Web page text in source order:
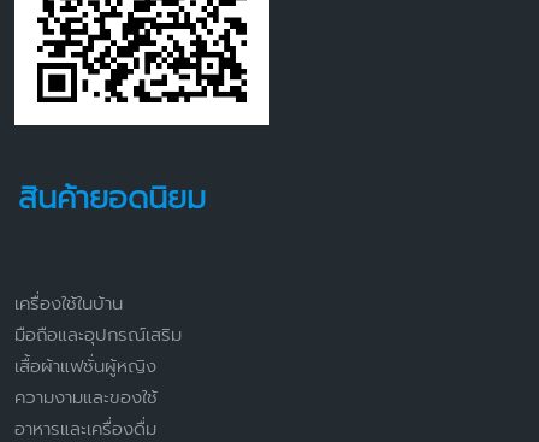
สินค้ายอดนิยม
เครื่องใช้ในบ้าน
มือถือและอุปกรณ์เสริม
เสื้อผ้าแฟชั่นผู้หญิง
ความงามและของใช้
อาหารและเครื่องดื่ม